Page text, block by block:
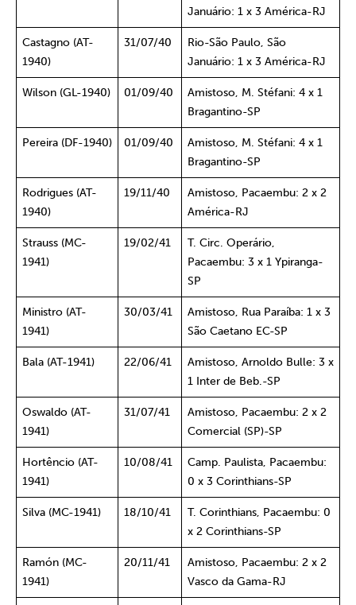
Januário: 1 x 3 América-RJ
Castagno (AT-
1940)
31/07/40
Rio-São Paulo, São
Januário: 1 x 3 América-RJ
Wilson (GL-1940) 01/09/40
Amistoso, M. Stéfani: 4 x 1
Bragantino-SP
Pereira (DF-1940) 01/09/40
Amistoso, M. Stéfani: 4 x 1
Bragantino-SP
Rodrigues (AT-
1940)
19/11/40
Amistoso, Pacaembu: 2 x 2
América-RJ
Strauss (MC-
1941)
19/02/41
T. Circ. Operário,
Pacaembu: 3 x 1 Ypiranga-
SP
Ministro (AT-
1941)
30/03/41
Amistoso, Rua Paraíba: 1 x 3
São Caetano EC-SP
Bala (AT-1941) 22/06/41
Amistoso, Arnoldo Bulle: 3 x
1 Inter de Beb.-SP
Oswaldo (AT-
1941)
31/07/41
Amistoso, Pacaembu: 2 x 2
Comercial (SP)-SP
Hortêncio (AT-
1941)
10/08/41
Camp. Paulista, Pacaembu:
0 x 3 Corinthians-SP
Silva (MC-1941) 18/10/41
T. Corinthians, Pacaembu: 0
x 2 Corinthians-SP
Ramón (MC-
1941)
20/11/41
Amistoso, Pacaembu: 2 x 2
Vasco da Gama-RJ